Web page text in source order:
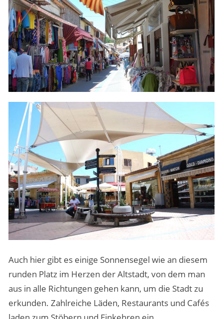
Auch hier gibt es einige Sonnensegel wie an diesem
runden Platz im Herzen der Altstadt, von dem man
aus in alle Richtungen gehen kann, um die Stadt zu
erkunden. Zahlreiche Läden, Restaurants und Cafés